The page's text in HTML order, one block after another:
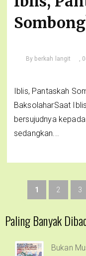
By berkah langit ,
Iblis, Pantaskah
BaksolaharSaat
bersujudnya
sedangkan...
1 2 3
Paling Banyak
Bukan